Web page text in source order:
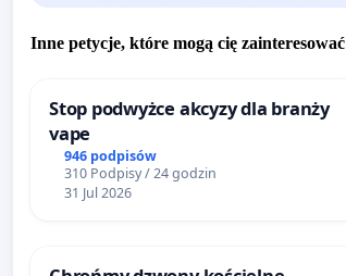
Inne petycje, które mogą cię zainteresować
Stop podwyżce akcyzy dla branży
vape
946 podpisów
310 Podpisy / 24 godzin
31 Jul 2026